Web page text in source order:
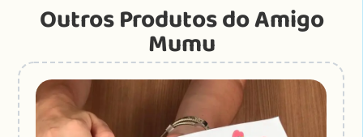
Outros Produtos do Amigo
Mumu